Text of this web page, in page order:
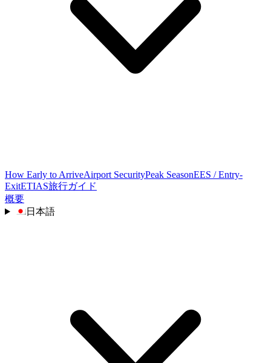
How Early to ArriveAirport SecurityPeak SeasonEES / Entry-
ExitETIAS旅行ガイド
概要
日本語